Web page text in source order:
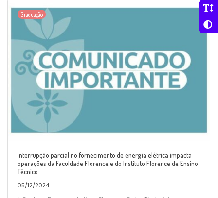
Graduação
Interrupção parcial no fornecimento de energia elétrica impacta
operações da Faculdade Florence e do Instituto Florence de Ensino
Técnico
05/12/2024